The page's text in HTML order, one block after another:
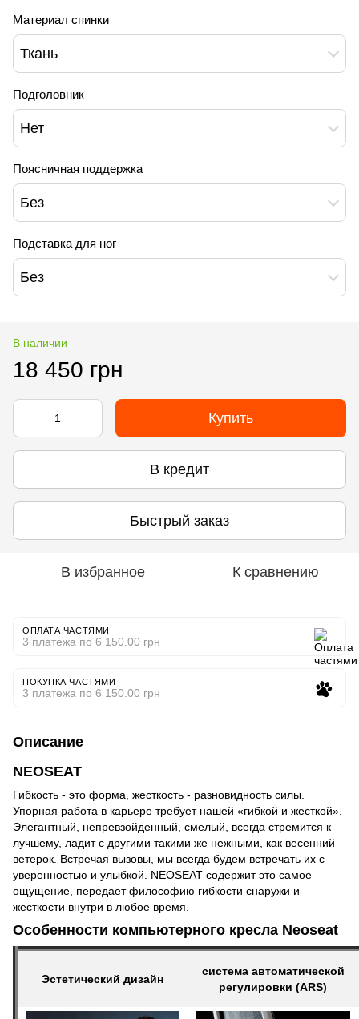
Материал спинки
Ткань
Подголовник
Нет
Поясничная поддержка
Без
Подставка для ног
Без
В наличии
18 450 грн
Купить
В кредит
Быстрый заказ
В избранное К сравнению
ОПЛАТА ЧАСТЯМИ
3 платежа по 6 150.00 грн
ПОКУПКА ЧАСТЯМИ
3 платежа по 6 150.00 грн
Описание
NEOSEAT
Гибкость - это форма, жесткость - разновидность силы.
Упорная работа в карьере требует нашей «гибкой и жесткой».
Элегантный, непревзойденный, смелый, всегда стремится к
лучшему, ладит с другими такими же нежными, как весенний
ветерок. Встречая вызовы, мы всегда будем встречать их с
уверенностью и улыбкой. NEOSEAT содержит это самое
ощущение, передает философию гибкости снаружи и
жесткости внутри в любое время.
Особенности компьютерного кресла Neoseat
Эстетический дизайн
система автоматической
регулировки (ARS)